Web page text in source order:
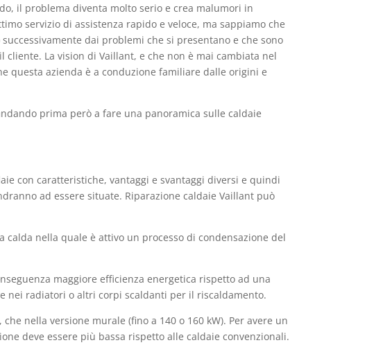
il problema diventa molto serio e crea malumori in
servizio di assistenza rapido e veloce, ma sappiamo che
dai problemi che si presentano e che sono
La vision di Vaillant, e che non è mai cambiata nel
questa azienda è a conduzione familiare dalle origini e
prima però a fare una panoramica sulle caldaie
con caratteristiche, vantaggi e svantaggi diversi e quindi
ad essere situate. Riparazione caldaie Vaillant può
calda nella quale è attivo un processo di condensazione del
maggiore efficienza energetica rispetto ad una
nei radiatori o altri corpi scaldanti per il riscaldamento.
nella versione murale (fino a 140 o 160 kW). Per avere un
deve essere più bassa rispetto alle caldaie convenzionali.